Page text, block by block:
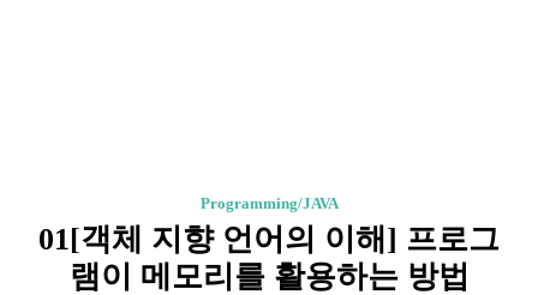
Programming/JAVA
01[객체 지향 언어의 이해] 프로그
램이 메모리를 활용하는 방법